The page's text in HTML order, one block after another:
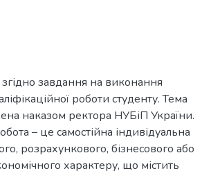
завдання на виконання
роботи студенту. Тема
наказом ректора НУБіП України.
– це самостійна індивідуальна
розрахункового, бізнесового або
характеру, що містить